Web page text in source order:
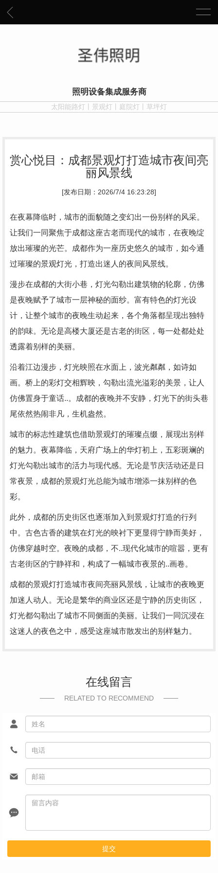
照明设备集成服务商
太阳能路灯丨景观灯丨庭院灯丨草坪灯
赏心悦目：成都景观灯打造城市夜间亮
丽风景线
[发布日期：2026/7/4 16:23:28]
在夜幕降临时，城市的面貌随之变幻出一份别样的风采。
让我们一同聚焦于成都这座古老而现代的城市，在夜晚绽
放出璀璨的光芒。成都作为一座历史悠久的城市，如今通
过璀璨的景观灯光，打造出迷人的夜间风景线。
漫步在成都的大街小巷，灯光勾勒出建筑物的轮廓，仿佛
是夜晚赋予了城市一层神秘的面纱。富有特色的灯光设
计，让整个城市的夜晚生动起来，各个角落都呈现出独特
的韵味。无论是高楼大厦还是古老的街区，每一处都处处
透露着别样的美丽。
沿着江边漫步，灯光映照在水面上，波光粼粼，如诗如
画。桥上的彩灯交相辉映，勾勒出流光溢彩的美景，让人
仿佛置身于童话..。成都的夜晚并不安静，灯光下的街头巷
尾依然热闹非凡，生机盎然。
城市的标志性建筑也借助景观灯的璀璨点缀，展现出别样
的魅力。夜幕降临，天府广场上的华灯初上，五彩斑斓的
灯光勾勒出城市的活力与现代感。无论是节庆活动还是日
常夜景，成都的景观灯光总能为城市增添一抹别样的色
彩。
此外，成都的历史街区也逐渐加入到景观灯打造的行列
中。古色古香的建筑在灯光的映衬下更显得宁静而美好，
仿佛穿越时空。夜晚的成都，不..现代化城市的喧嚣，更有
古老街区的宁静祥和，构成了一幅城市夜景的..画卷。
成都的景观灯打造城市夜间亮丽风景线，让城市的夜晚更
加迷人动人。无论是繁华的商业区还是宁静的历史街区，
灯光都勾勒出了城市不同侧面的美丽。让我们一同沉浸在
这迷人的夜色之中，感受这座城市散发出的别样魅力。
在线留言
RELATED TO RECOMMEND
提交